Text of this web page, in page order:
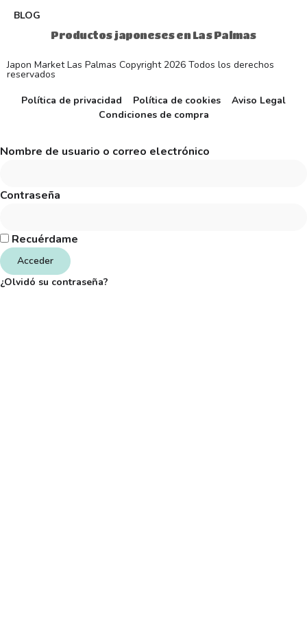
BLOG
Productos japoneses en Las Palmas
Japon Market Las Palmas Copyright 2026 Todos los derechos
reservados
Política de privacidad
Política de cookies
Aviso Legal
Condiciones de compra
Nombre de usuario o correo electrónico
Contraseña
Recuérdame
Acceder
¿Olvidó su contraseña?